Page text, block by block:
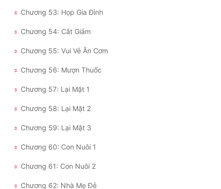
Chương 53: Họp Gia Đình
Chương 54: Cắt Giảm
Chương 55: Vui Vẻ Ăn Cơm
Chương 56: Mượn Thuốc
Chương 57: Lại Mặt 1
Chương 58: Lại Mặt 2
Chương 59: Lại Mặt 3
Chương 60: Con Nuôi 1
Chương 61: Con Nuôi 2
Chương 62: Nhà Mẹ Đẻ